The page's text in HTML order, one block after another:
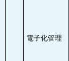
電子化管理